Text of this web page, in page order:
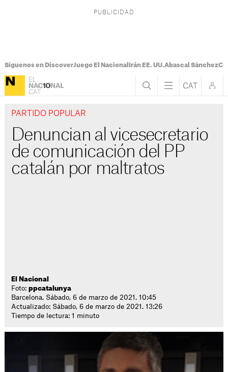
Síguenos en DiscoverJuego El Nacional Irán EE. UU.Abascal Sánchez
PARTIDO POPULAR
Denuncian al vicesecretario
de comunicación del PP
catalán por maltratos
El Nacional
Foto:ppcatalunya
Barcelona. Sábado, 6 de marzo de 2021. 10:45
Actualizado: Sábado, 6 de marzo de 2021. 13:26
Tiempo de lectura: 1 minuto